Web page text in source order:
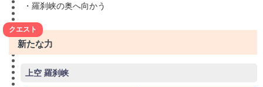
・羅刹峡の奥へ向かう
新たな力
クエスト
上空 羅刹峡